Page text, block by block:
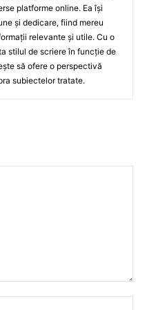
platforme online. Ea își
și dedicare, fiind mereu
relevante și utile. Cu o
stilul de scriere în funcție de
să ofere o perspectivă
subiectelor tratate.